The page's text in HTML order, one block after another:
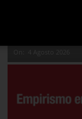
On: 4 Agosto 2026